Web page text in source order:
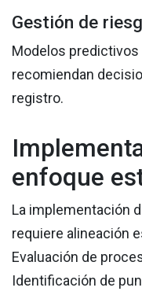
Gestión de
Modelos
recomiendan
registro.
enfoque
La implementación
requiere alineación
Evaluación de
Identificación de